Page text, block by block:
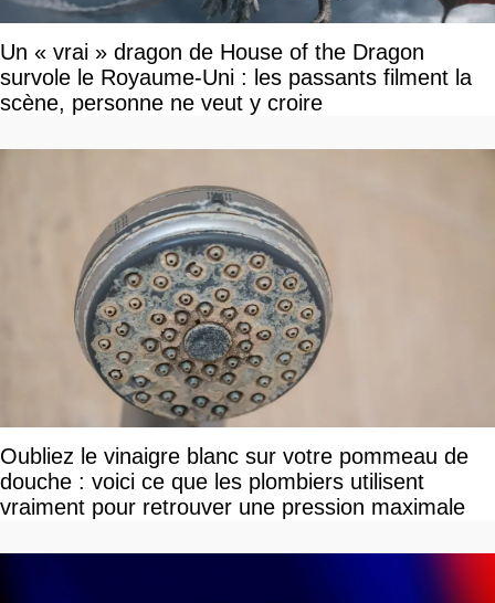
Un « vrai » dragon de House of the Dragon
survole le Royaume-Uni : les passants filment la
scène, personne ne veut y croire
Oubliez le vinaigre blanc sur votre pommeau de
douche : voici ce que les plombiers utilisent
vraiment pour retrouver une pression maximale